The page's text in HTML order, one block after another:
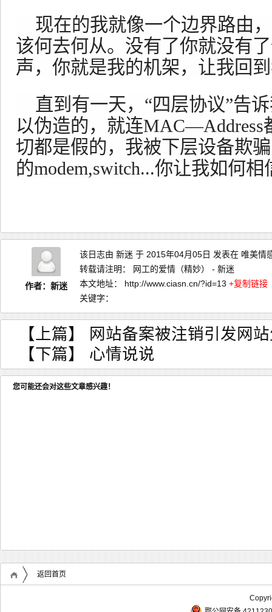
现在的我就像一个边界路由
该何去何从。没有了你就没有
声，你就是我的机架，让我回
直到有一天，“四层协议”告
以伪造的，就连MAC—Address
切都是假的，我被下层设备欺
的modem,switch...你让我如何
作者：新迷
该日志由 新迷 于 2015年04月05日 发表在 唯美情
转载请注明：
网工的爱情（精妙） - 新迷
本文地址： http://www.ciasn.cn/?id=13 +复制链接
关键字：
【上篇】
网站备案被注销引发网
【下篇】 心情说说
您可能还会对这些文章感兴趣！
返回首页